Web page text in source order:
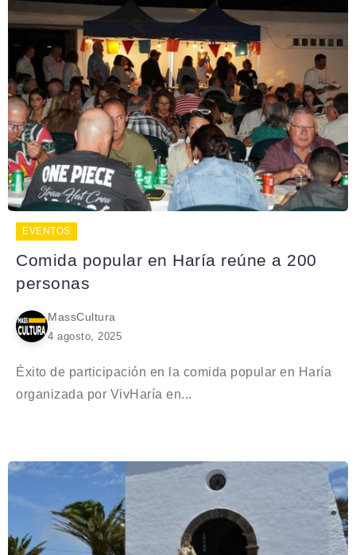
EVENTOS
Comida popular en Haría reúne a 200
personas
MassCultura
4 agosto, 2025
Éxito de participación en la comida popular en Haría
organizada por VivHaría en...